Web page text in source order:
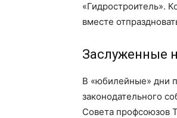
«Гидростроитель».
вместе
Заслуженные
В «юбилейные» дни
законодательного
Совета профсоюзов